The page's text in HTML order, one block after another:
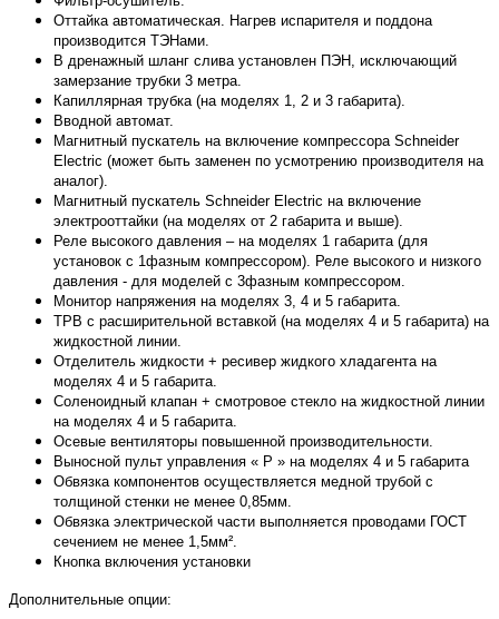
Оттайка автоматическая. Нагрев испарителя и поддона
производится ТЭНами.
В дренажный шланг слива установлен ПЭН, исключающий
замерзание трубки 3 метра.
Капиллярная трубка (на моделях 1, 2 и 3 габарита).
Вводной автомат.
Магнитный пускатель на включение компрессора Schneider
Electric (может быть заменен по усмотрению производителя на
аналог).
Магнитный пускатель Schneider Electric на включение
электрооттайки (на моделях от 2 габарита и выше).
Реле высокого давления – на моделях 1 габарита (для
установок с 1фазным компрессором). Реле высокого и низкого
давления - для моделей с 3фазным компрессором.
Монитор напряжения на моделях 3, 4 и 5 габарита.
ТРВ с расширительной вставкой (на моделях 4 и 5 габарита) на
жидкостной линии.
Отделитель жидкости + ресивер жидкого хладагента на
моделях 4 и 5 габарита.
Соленоидный клапан + смотровое стекло на жидкостной линии
на моделях 4 и 5 габарита.
Осевые вентиляторы повышенной производительности.
Выносной пульт управления « P » на моделях 4 и 5 габарита
Обвязка компонентов осуществляется медной трубой с
толщиной стенки не менее 0,85мм.
Обвязка электрической части выполняется проводами ГОСТ
сечением не менее 1,5мм².
Кнопка включения установки
Дополнительные опции: